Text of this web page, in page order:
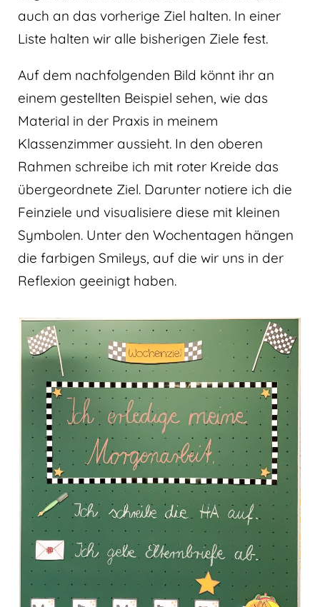
auch an das vorherige Ziel halten. In einer
Liste halten wir alle bisherigen Ziele fest.
Auf dem nachfolgenden Bild könnt ihr an
einem gestellten Beispiel sehen, wie das
Material in der Praxis in meinem
Klassenzimmer aussieht. In den oberen
Rahmen schreibe ich mit roter Kreide das
übergeordnete Ziel. Darunter notiere ich die
Feinziele und visualisiere diese mit kleinen
Symbolen. Unter den Wochentagen hängen
die farbigen Smileys, auf die wir uns in der
Reflexion geeinigt haben.